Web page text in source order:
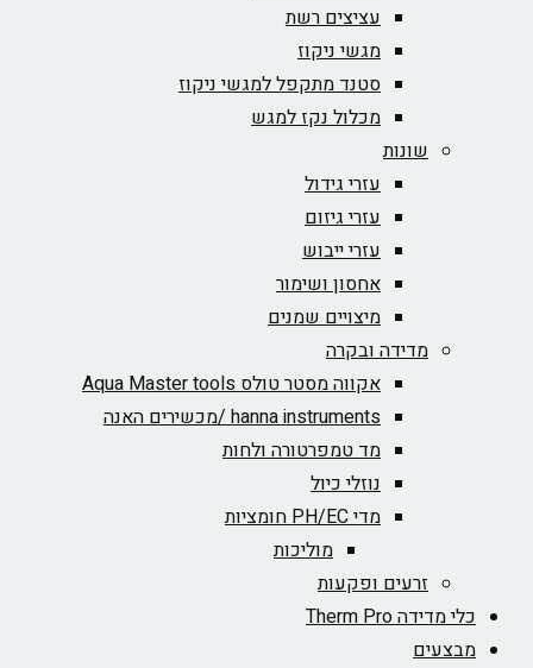
עציצים רשת
מגשי ניקוז
סטנד מתקפל למגשי ניקוז
מכלול נקז למגש
שונות
עזרי גידול
עזרי גיזום
עזרי ייבוש
אחסון ושימור
מיצויים שמנים
מדידה ובקרה
אקווה מסטר טולס Aqua Master tools
hanna instruments /מכשירים האנה
מד טמפרטורה ולחות
נוזלי כיול
מדי PH/EC חומציות
מוליכות
זרעים ופקעות
כלי מדידה Therm Pro
מבצעים